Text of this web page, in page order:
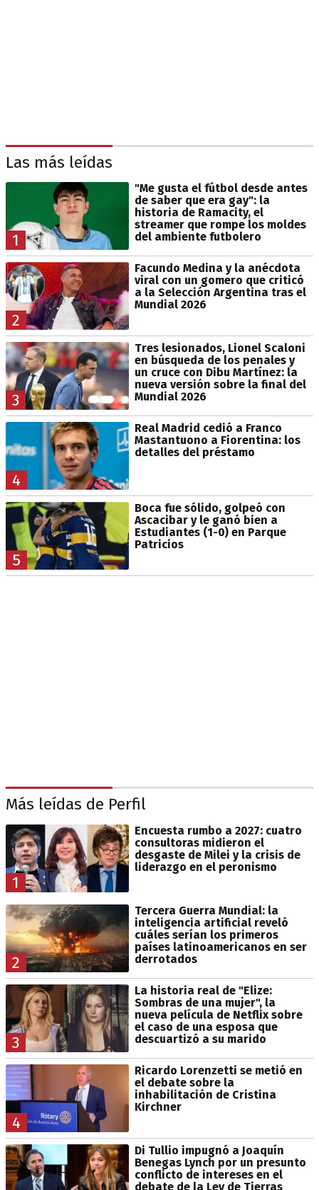
Las más leídas
1
"Me gusta el fútbol desde antes
de saber que era gay": la
historia de Ramacity, el
streamer que rompe los moldes
del ambiente futbolero
2
Facundo Medina y la anécdota
viral con un gomero que criticó
a la Selección Argentina tras el
Mundial 2026
3
Tres lesionados, Lionel Scaloni
en búsqueda de los penales y
un cruce con Dibu Martínez: la
nueva versión sobre la final del
Mundial 2026
4
Real Madrid cedió a Franco
Mastantuono a Fiorentina: los
detalles del préstamo
5
Boca fue sólido, golpeó con
Ascacibar y le ganó bien a
Estudiantes (1-0) en Parque
Patricios
Más leídas de Perfil
1
Encuesta rumbo a 2027: cuatro
consultoras midieron el
desgaste de Milei y la crisis de
liderazgo en el peronismo
2
Tercera Guerra Mundial: la
inteligencia artificial reveló
cuáles serían los primeros
países latinoamericanos en ser
derrotados
3
La historia real de "Elize:
Sombras de una mujer", la
nueva película de Netflix sobre
el caso de una esposa que
descuartizó a su marido
4
Ricardo Lorenzetti se metió en
el debate sobre la
inhabilitación de Cristina
Kirchner
Di Tullio impugnó a Joaquín
Benegas Lynch por un presunto
conflicto de intereses en el
debate de la Ley de Tierras